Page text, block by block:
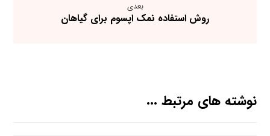
بعدی
روش استفاده نمک اپسوم برای گیاهان
نوشته های مرتبط ...